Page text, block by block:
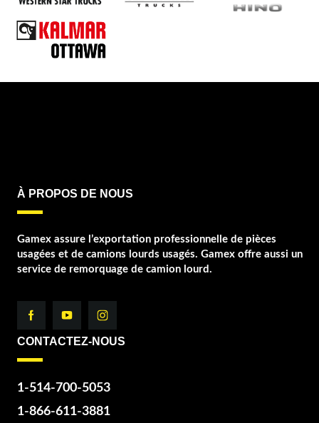
À PROPOS DE NOUS
Gamex assure l’exportation professionnelle de pièces
usagées et de camions lourds usagés. Gamex offre aussi un
service de remorquage de camion lourd.
CONTACTEZ-NOUS
1-514-700-5053
1-866-611-3881